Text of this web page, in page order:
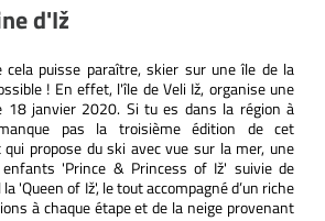
d'Iž
cela puisse paraître, skier sur une île de la
! En effet, l'île de Veli Iž, organise une
18 janvier 2020. Si tu es dans la région à
pas la troisième édition de cet
propose du ski avec vue sur la mer, une
'Prince & Princess of Iž' suivie de
'Queen of Iž', le tout accompagné d’un riche
à chaque étape et de la neige provenant